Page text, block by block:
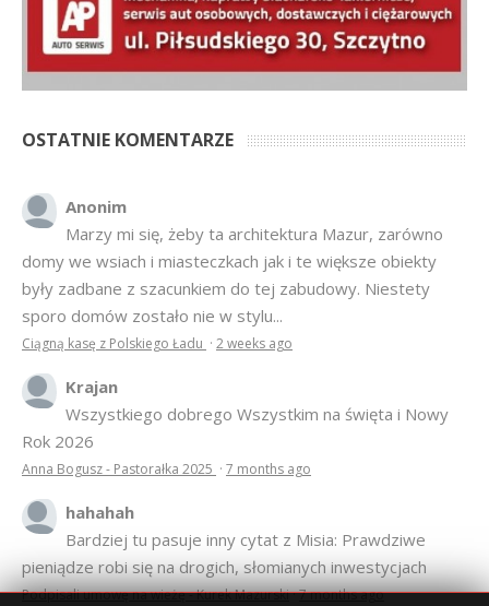
OSTATNIE KOMENTARZE
Anonim
Marzy mi się, żeby ta architektura Mazur, zarówno
domy we wsiach i miasteczkach jak i te większe obiekty
były zadbane z szacunkiem do tej zabudowy. Niestety
sporo domów zostało nie w stylu...
Ciągną kasę z Polskiego Ładu · 2 weeks ago
Krajan
Wszystkiego dobrego Wszystkim na święta i Nowy
Rok 2026
Anna Bogusz - Pastorałka 2025 · 7 months ago
hahahah
Bardziej tu pasuje inny cytat z Misia: Prawdziwe
pieniądze robi się na drogich, słomianych inwestycjach
Podpisali umowę na wieżę - Kurek Mazurski·7 months ago